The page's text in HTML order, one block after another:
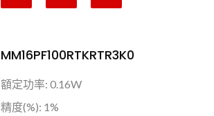
MM16PF100RTKRTR3K0
額定功率: 0.16W
精度(%): 1%